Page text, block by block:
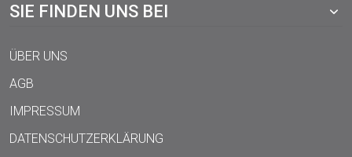
SIE FINDEN UNS BEI
ÜBER UNS
AGB
IMPRESSUM
DATENSCHUTZERKLÄRUNG